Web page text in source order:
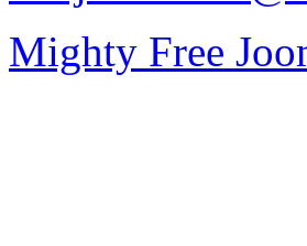
Mighty Free